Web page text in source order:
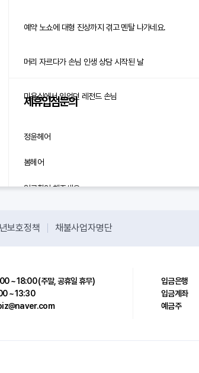
예약 노쇼에 대형 진상까지 겪고 멘탈 나가네요.
머리 자르다가 손님 인생 상담 시작된 날
미용실에서 있었던 레전드 손님
제휴입점문의
정윤헤어
봄헤어
입금확인 해주세요.
보호정책 채불사업자명단
~ 18:00 (주말, 공휴일 휴무)
~ 13:30
입금은행
입금계좌
예금주